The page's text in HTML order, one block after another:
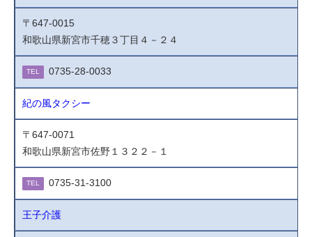
〒647-0015
和歌山県新宮市千穂３丁目４－２４
TEL 0735-28-0033
紀の風タクシー
〒647-0071
和歌山県新宮市佐野１３２２－１
TEL 0735-31-3100
王子介護